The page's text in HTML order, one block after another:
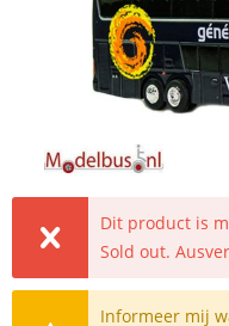
Dit product is
Sold out.
Informeer mij